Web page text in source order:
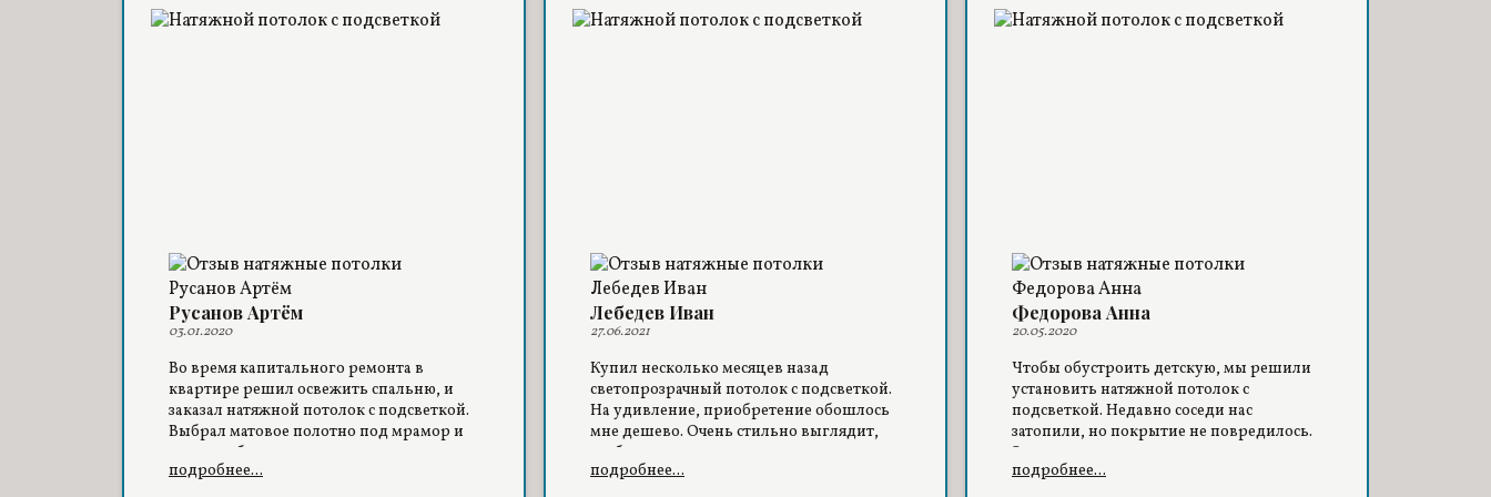
Русанов Артём
03.01.2020
Во время капитального ремонта в
квартире решил освежить спальню, и
заказал натяжной потолок с подсветкой.
Выбрал матовое полотно под мрамор и
простую белую светодиодную ленту.
Вышло оригинально, мне понравилось.
подробнее...
Лебедев Иван
27.06.2021
Купил несколько месяцев назад
светопрозрачный потолок с подсветкой.
На удивление, приобретение обошлось
мне дешево. Очень стильно выглядит,
особенно в темное время суток.
подробнее...
Федорова Анна
20.05.2020
Чтобы обустроить детскую, мы решили
установить натяжной потолок с
подсветкой. Недавно соседи нас
затопили, но покрытие не повредилось.
Это говорит о высоком качестве.
подробнее...